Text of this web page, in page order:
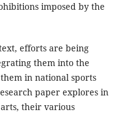
imposed by the
efforts are being
them into the
in national sports
paper explores in
their various